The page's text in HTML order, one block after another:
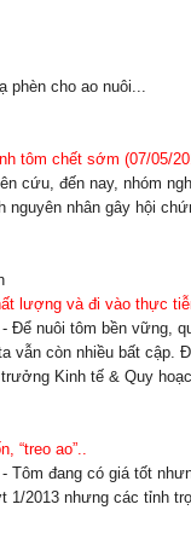
phèn cho ao nuôi...
tôm chết sớm (07/05/
cứu, đến nay, nhóm
nguyên nhân gây hội
lượng và đi vào thực
Để nuôi tôm bền vững,
vẫn còn nhiều bất cập.
Kinh tế & Quy
“treo ao”..
Tôm đang có giá tốt
2013 nhưng các tỉnh